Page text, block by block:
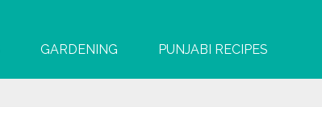
GARDENING PUNJABI RECIPES